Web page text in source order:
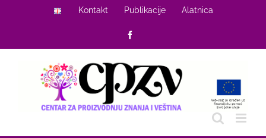
Kontakt Publikacije Alatnica